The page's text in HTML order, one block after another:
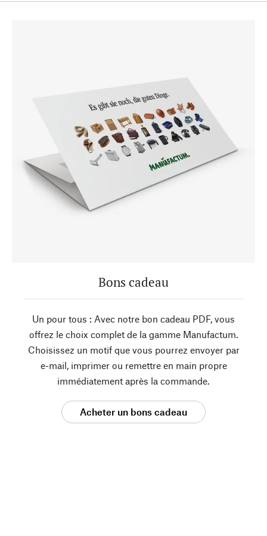
Bons cadeau
Un pour tous : Avec notre bon cadeau PDF, vous
offrez le choix complet de la gamme Manufactum.
Choisissez un motif que vous pourrez envoyer par
e-mail, imprimer ou remettre en main propre
immédiatement après la commande.
Acheter un bons cadeau